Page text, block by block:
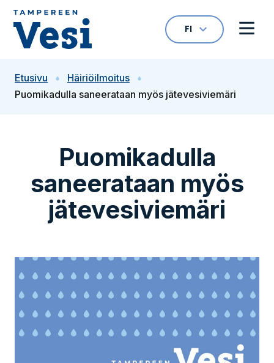
Siirry sisältöön
VALITTU KIELI:
FI
Avaa
Etusivu
Häiriöilmoitus
Puomikadulla saneerataan myös jätevesiviemäri
Puomikadulla
saneerataan myös
jätevesiviemäri